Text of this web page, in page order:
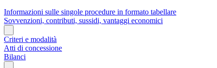
Informazioni sulle singole procedure in formato tabellare
Sovvenzioni, contributi, sussidi, vantaggi economici
Criteri e modalità
Atti di concessione
Bilanci